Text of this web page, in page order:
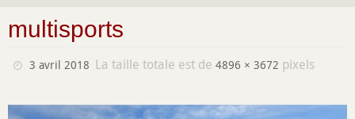
multisports
3 avril 2018 La taille totale est de4896 × 3672 pixels